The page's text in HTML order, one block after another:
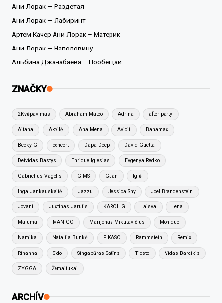
Ани Лорак — Раздетая
Ани Лорак — Лабиринт
Артем Качер Ани Лорак – Материк
Ани Лорак — Наполовину
Альбина Джанабаева – Пообещай
ZNAČKY
2Kvėpavimas Abraham Mateo Adrina after-party
Aitana Akvilė Ana Mena Avicii Bahamas
Becky G concert Dapa Deep David Guetta
Deividas Bastys Enrique Iglesias Evgenya Redko
Gabrielius Vagelis GIMS GJan Iglė
Inga Jankauskaitė Jazzu Jessica Shy Joel Brandenstein
Jovani Justinas Jarutis KAROL G Laisva Lena
Maluma MAN-GO Marijonas Mikutavičius Monique
Namika Natalija Bunkė PIKASO Rammstein Remix
Rihanna Sido Singapūras Satīns Tiesto Vidas Bareikis
ZYGGA Žemaitukai
ARCHÍV